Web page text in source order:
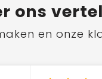
ons
en onze